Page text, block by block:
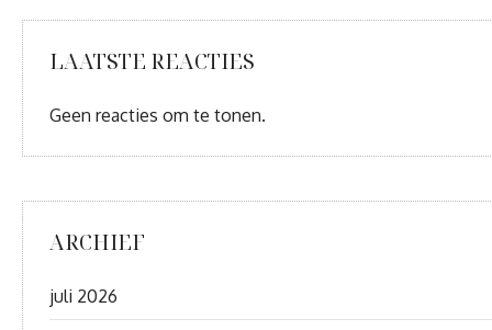
LAATSTE REACTIES
Geen reacties om te tonen.
ARCHIEF
juli 2026